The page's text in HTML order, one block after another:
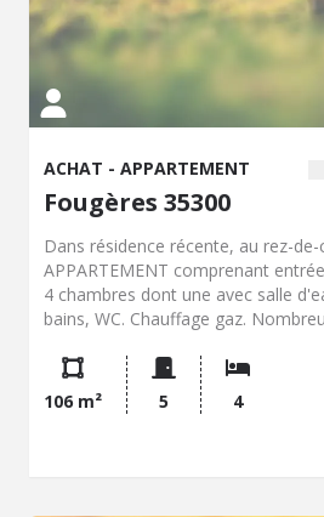
ACHAT - APPARTEMENT
Fougères 35300
Dans résidence récente, au rez-de-
APPARTEMENT comprenant
4 chambres dont une avec salle
bains, WC. Chauffage gaz.
106 m² 5 4